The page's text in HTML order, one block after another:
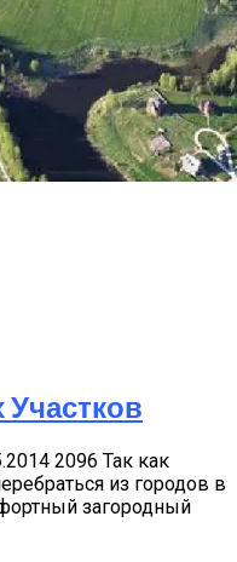
2096 Так как
из городов в
загородный